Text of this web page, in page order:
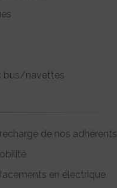
bus/navettes
de nos adhérents
en électrique